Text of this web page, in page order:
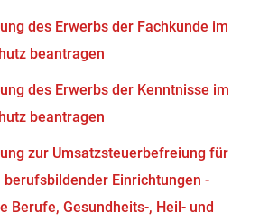
des Erwerbs der Fachkunde im
beantragen
des Erwerbs der Kenntnisse im
beantragen
zur Umsatzsteuerbefreiung für
berufsbildender Einrichtungen -
Berufe, Gesundheits-, Heil- und